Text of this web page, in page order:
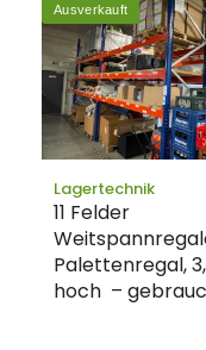
Ausverkauft
Lagertechnik
11 Felder
Palettenregal,
hoch –